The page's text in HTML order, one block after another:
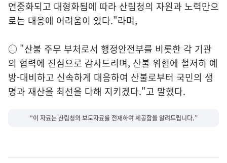
연중화되고 대형화됨에 따라 산림청의 자원과 노력만으
로는 대응에 어려움이 있다."라며,
○ "산불 주무 부처로서 행정안전부를 비롯한 각 기관
의 협력에 진심으로 감사드리며, 산불 위험에 철저히 예
방-대비하고 신속하게 대응하여 산불로부터 국민의 생
명과 재산을 최선을 다해 지키겠다."고 말했다.
“이 자료는 산림청의 보도자료를 전재하여 제공함을 알려드립니다.”